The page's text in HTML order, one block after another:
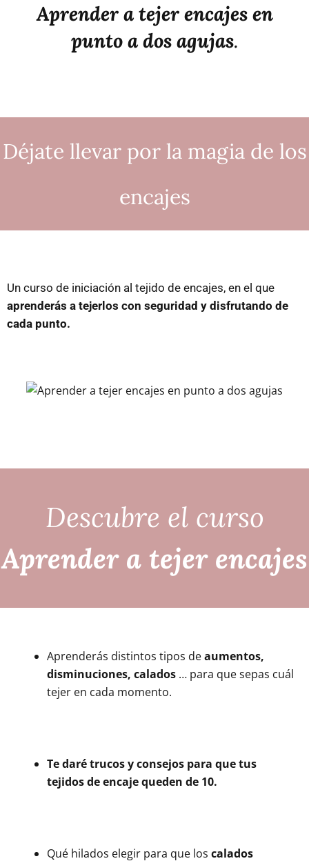
Aprender a tejerencajes en
punto a dos agujas.
Déjate llevar por la magia de los
encajes
Un curso de iniciación al tejido de encajes, en el que
aprenderás a tejerlos con seguridad y disfrutando de
cada punto.
Descubre el curso
Aprender a tejer encajes
Aprenderás distintos tipos deaumentos,
disminuciones, calados … para que sepas cuál
tejer en cada momento.
Te daré trucos y consejos para que tus
tejidos de encaje queden de 10.
Qué hilados elegir para que los calados